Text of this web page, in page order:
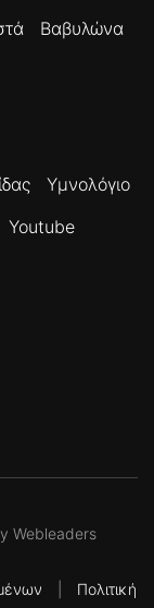
Βαβυλώνα
Υμνολόγιο
Youtube
Webleaders
Πολιτική